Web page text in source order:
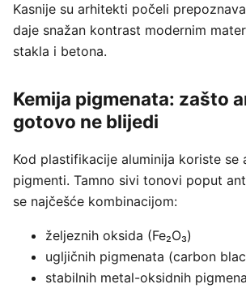
Kasnije su arhitekti počeli
daje snažan kontrast modernim
stakla i betona.
Kemija pigmenata: zašto
gotovo ne blijedi
Kod plastifikacije aluminija koriste se
pigmenti. Tamno sivi tonovi poput
se najčešće kombinacijom:
željeznih oksida (Fe₂O₃)
ugljičnih pigmenata (carbon
stabilnih metal-oksidnih